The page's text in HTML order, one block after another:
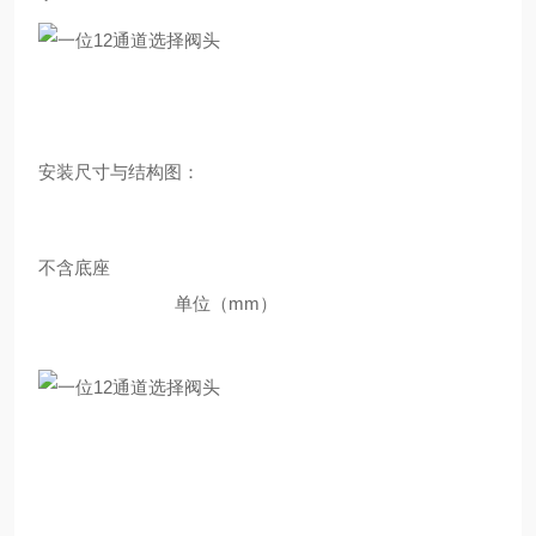
安装尺寸与结构图：
不含底座
单位（mm）